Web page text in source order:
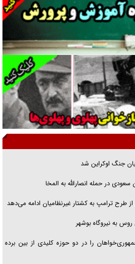
+ گفت‌وگو با متهم
جنگ رمضان/ پیکر بی‌سر شهید را از
مخالفان مکانت معنوی رهبر شهید را
جنگ اوکراین شد
در حمله انصارالله به المخا
طرح ترامپ به کشتار غیرنظامیان ادامه می‌دهد
به نیروگاه بوشهر
را در دو حوزه کلیدی از بین برده